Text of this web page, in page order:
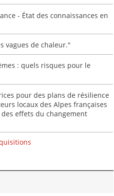
- État des connaissances en
vagues de chaleur."
: quels risques pour le
pour des plans de résilience
locaux des Alpes françaises
effets du changement